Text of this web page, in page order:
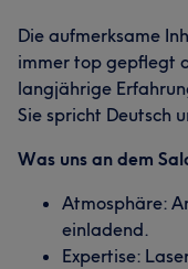
Die aufmerksame
immer top gepflegt
langjährige
Sie spricht Deutsch
Was uns an dem
Atmosphäre:
einladend.
Expertise: